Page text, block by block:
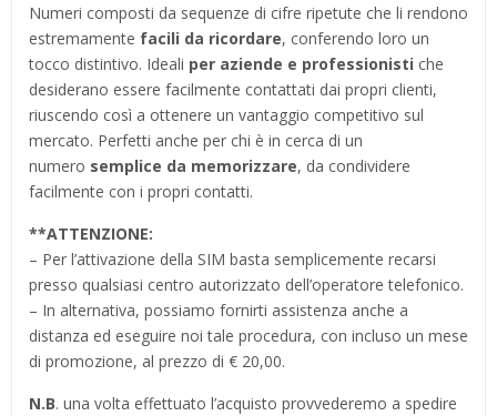
Numeri composti da sequenze di cifre ripetute che li rendono
estremamente facili da ricordare, conferendo loro un
tocco distintivo. Ideali per aziende e professionisti che
desiderano essere facilmente contattati dai propri clienti,
riuscendo così a ottenere un vantaggio competitivo sul
mercato. Perfetti anche per chi è in cerca di un
numero semplice da memorizzare, da condividere
facilmente con i propri contatti.
**ATTENZIONE:
– Per l’attivazione della SIM basta semplicemente recarsi
presso qualsiasi centro autorizzato dell’operatore telefonico.
– In alternativa, possiamo fornirti assistenza anche a
distanza ed eseguire noi tale procedura, con incluso un mese
di promozione, al prezzo di € 20,00.
N.B. una volta effettuato l’acquisto provvederemo a spedire